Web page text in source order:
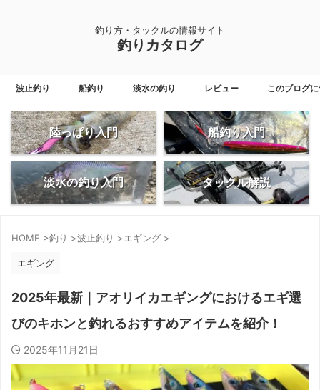
釣り方・タックルの情報サイト
釣りカタログ
波止釣り 船釣り 淡水の釣り レビュー このブログ
陸っぱり入門 船釣り入門
淡水の釣り入門 タックル解説
HOME >釣り >波止釣り >エギング >
エギング
2025年最新｜アオリイカエギングにおけるエギ選
びのキホンと釣れるおすすめアイテムを紹介！
2025年11月21日